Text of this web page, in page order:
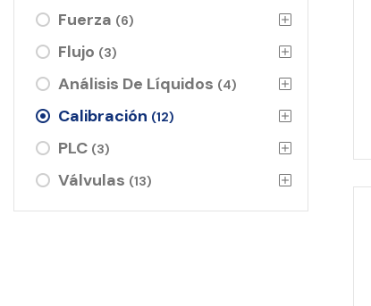
Fuerza (6)
Flujo (3)
Análisis De Líquidos (4)
Calibración (12)
PLC (3)
Válvulas (13)